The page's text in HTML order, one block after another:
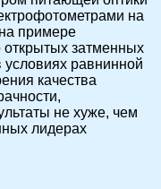
на
примере
открытых затменных
равнинной
качества
не хуже, чем
лидерах